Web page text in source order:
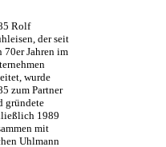
Rolf
der seit
70er Jahren im
wurde
zum Partner
gründete
1989
mit
Uhlmann